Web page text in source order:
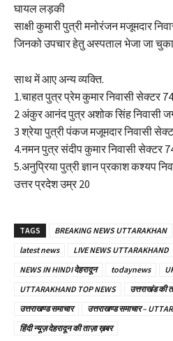
घायल लड़की
साक्षी कुमारी पुत्री मनोरंजन मजूमदार
जिनको उपचार हेतु अस्पताल भेजा जा
साथ में आए अन्य व्यक्ति.
1.चाहत पुत्र प्रेम कुमार निवासी सेक्टर 74
2 अंकुर आनंद पुत्र अशोक सिंह निवासी
3 श्रेया पुत्री पंकज मजूमदार निवासी
4.नमन पुत्र संदीप कुमार निवासी सेक्टर
5.अनुप्रिया पुत्री ज्ञान प्रकाश कश्यप
उत्तर प्रदेश उम्र 20
TAGS BREAKING NEWS UTTARAKHAN
latest news
LIVE NEWS UTTARAKHAND
NEWS IN HINDI देहरादून
todaynews
UTTARAKHAND TOP NEWS
उत्तराखंड की
उत्तराखण्ड समाचार
उत्तराखण्ड समाचार –
हिंदी न्यूज़ देहरादून की ताज़ा ख़बर